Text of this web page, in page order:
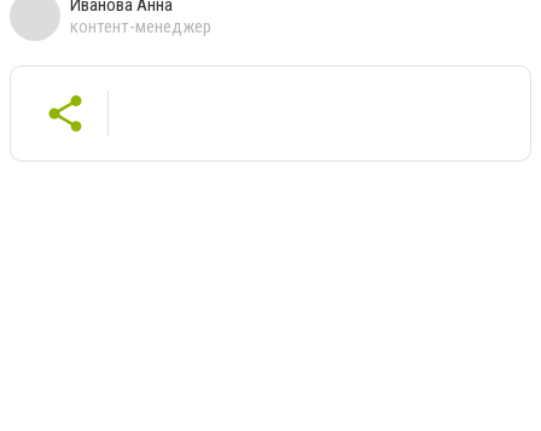
Иванова Анна
контент-менеджер